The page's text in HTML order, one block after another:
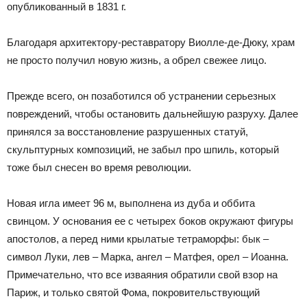
опубликованный в 1831 г.
Благодаря архитектору-реставратору Виолле-де-Дюку, храм
не просто получил новую жизнь, а обрел свежее лицо.
Прежде всего, он позаботился об устранении серьезных
повреждений, чтобы остановить дальнейшую разруху. Далее
принялся за восстановление разрушенных статуй,
скульптурных композиций, не забыл про шпиль, который
тоже был снесен во время революции.
Новая игла имеет 96 м, выполнена из дуба и оббита
свинцом. У основания ее с четырех боков окружают фигуры
апостолов, а перед ними крылатые тетраморфы: бык –
символ Луки, лев – Марка, ангел – Матфея, орел – Иоанна.
Примечательно, что все изваяния обратили свой взор на
Париж, и только святой Фома, покровительствующий